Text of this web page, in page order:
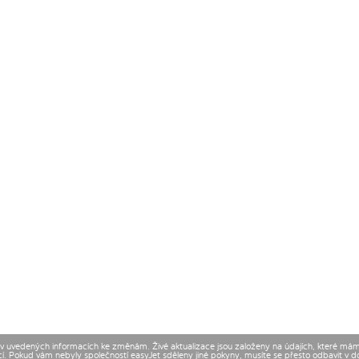
informacích ke změnám. Živé aktualizace jsou založeny na údajích, které
Pokud vám nebyly společností easyJet sděleny jiné pokyny, musíte se přesto odbavit v